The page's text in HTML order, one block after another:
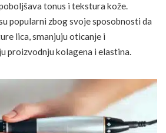
tonus i tekstura kože.
popularni zbog svoje sposobnosti da
lica, smanjuju oticanje i
proizvodnju kolagena i elastina.